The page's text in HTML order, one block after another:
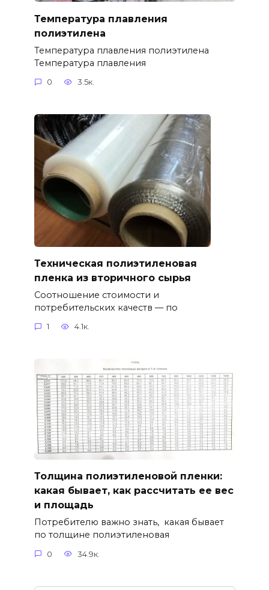
Температура плавления
полиэтилена
Температура плавления полиэтилена
Температура плавления
0 3.5к.
Техническая полиэтиленовая
пленка из вторичного сырья
Соотношение стоимости и
потребительских качеств — по
1 4.1к.
Толщина полиэтиленовой пленки:
какая бывает, как рассчитать ее вес
и площадь
Потребителю важно знать, какая бывает
по толщине полиэтиленовая
0 34.9к.